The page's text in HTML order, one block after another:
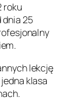
roku
dnia 25
lekcję
klasa